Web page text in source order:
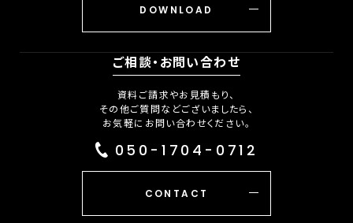
DOWNLOAD
ご相談・お問い合わせ
資料ご請求やお見積もり、
その他ご質問などございましたら、
お気軽にお問い合わせください。
050-1704-0712
CONTACT